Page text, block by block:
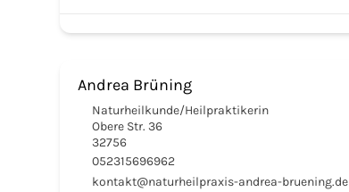
Andrea Brüning
Naturheilkunde/Heilpraktikerin
Obere Str. 36
32756
052315696962
kontakt@naturheilpraxis-andrea-bruening.de